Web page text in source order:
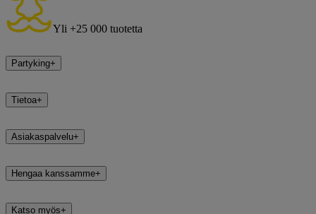
Yli +25 000 tuotetta
Partyking+
Tietoa+
Asiakaspalvelu+
Hengaa kanssamme+
Katso myös+